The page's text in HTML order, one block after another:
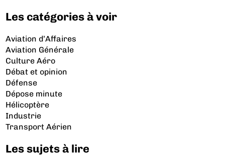
Les catégories à voir
Aviation d’Affaires
Aviation Générale
Culture Aéro
Débat et opinion
Défense
Dépose minute
Hélicoptère
Industrie
Transport Aérien
Les sujets à lire